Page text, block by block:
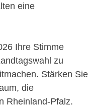
eine
Ihre Stimme
zu
Stärken Sie
die
Rheinland-Pfalz.